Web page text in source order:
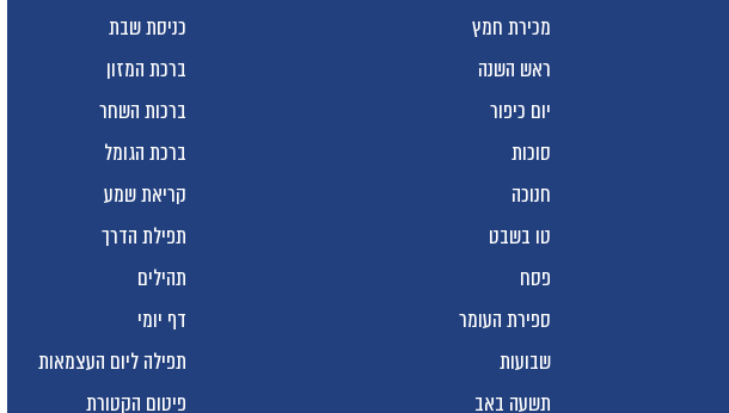
מכירת חמץ
ראש השנה
יום כיפור
סוכות
חנוכה
טו בשבט
פסח
ספירת העומר
שבועות
תשעה באב
כניסת שבת
ברכת המזון
ברכות השחר
ברכת הגומל
קריאת שמע
תפילת הדרך
תהילים
דף יומי
תפילה ליום העצמאות
פיטום הקטורת